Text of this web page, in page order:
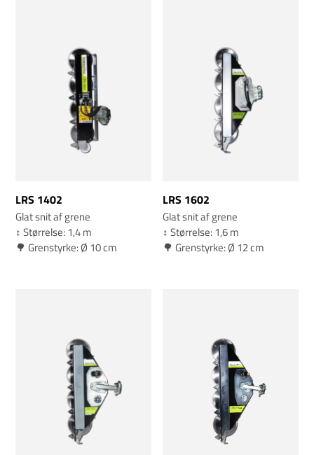
LRS 1402
Glat snit af grene
↕️ Størrelse: 1,4 m
🌳 Grenstyrke: Ø 10 cm
LRS 1602
Glat snit af grene
↕️ Størrelse: 1,6 m
🌳 Grenstyrke: Ø 12 cm